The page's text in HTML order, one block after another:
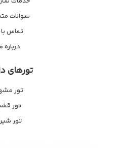
سوالات
تماس با
درباره
تورهای
تور
تور
تور